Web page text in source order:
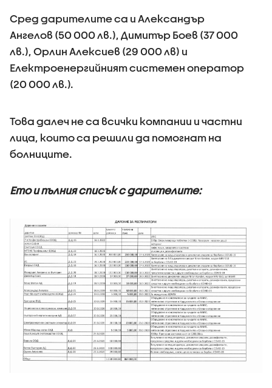
Сред дарителите са и Александър
Ангелов (50 000 лв.), Димитър Боев (37 000
лв.), Орлин Алексиев (29 000 лв) и
Електроенергийният системен оператор
(20 000 лв.).
Това далеч не са всички компании и частни
лица, които са решили да помогнат на
болниците.
Ето и пълния списък с дарителите: